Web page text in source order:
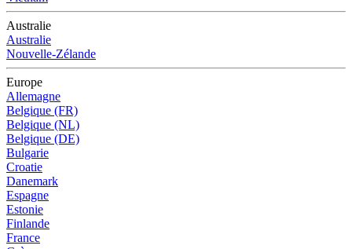
Australie
Australie
Nouvelle-Zélande
Europe
Allemagne
Belgique (FR)
Belgique (NL)
Belgique (DE)
Bulgarie
Croatie
Danemark
Espagne
Estonie
Finlande
France